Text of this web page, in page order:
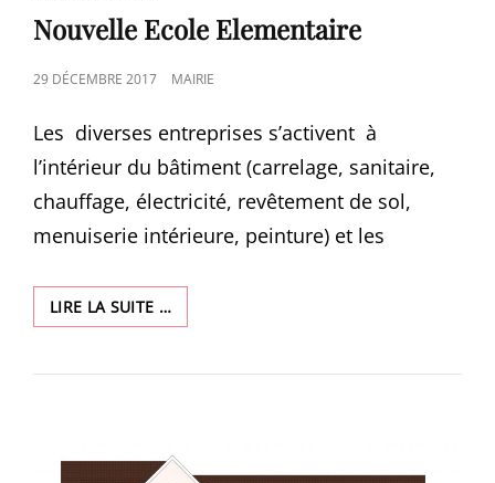
LINKS
Nouvelle Ecole Elementaire
POSTED
29 DÉCEMBRE 2017 MAIRIE
Les diverses entreprises s’activent à
l’intérieur du bâtiment (carrelage, sanitaire,
chauffage, électricité, revêtement de sol,
menuiserie intérieure, peinture) et les
LIRE LA SUITE …NOUVELLE
ECOLE